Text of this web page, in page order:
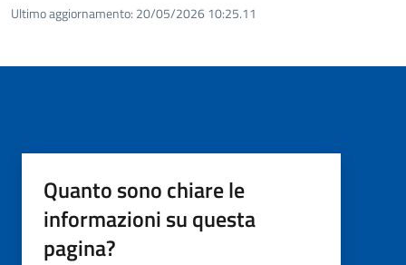
Ultimo aggiornamento: 20/05/2026 10:25.11
Quanto sono chiare le
informazioni su questa
pagina?